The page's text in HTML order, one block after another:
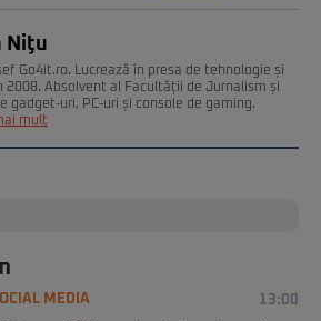
Niţu
Go4it.ro. Lucrează în presa de tehnologie și
2008. Absolvent al Facultății de Jurnalism și
gadget-uri, PC-uri și console de gaming.
mult
MEDIA 13:00